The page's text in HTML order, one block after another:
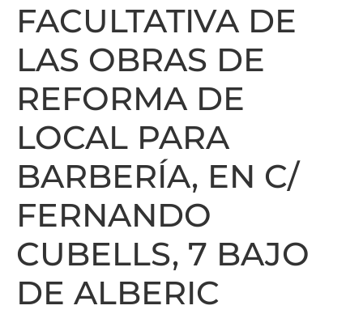
FACULTATIVA DE
LAS OBRAS DE
REFORMA DE
LOCAL PARA
BARBERÍA, EN C/
FERNANDO
CUBELLS, 7 BAJO
DE ALBERIC